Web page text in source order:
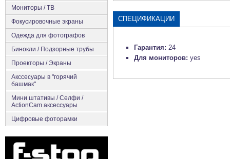
Мониторы / ТВ
Фокусировочные экраны
Одежда для фотографов
Бинокли / Подзорные трубы
Проекторы / Экраны
Акссесуары в "горячий
башмак"
Мини штативы / Селфи /
ActionCam аксессуары
Цифровые фоторамки
СПЕЦИФИКАЦИИ
Гарантия: 24
Для мониторов: yes